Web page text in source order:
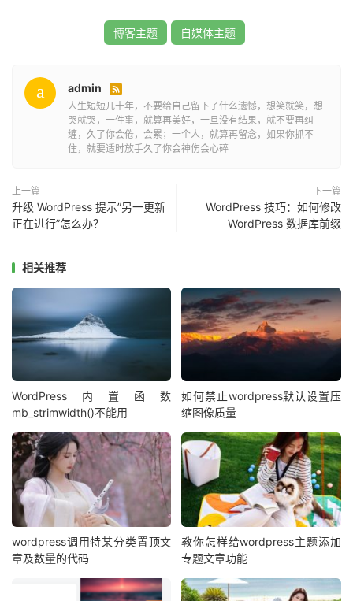
支持自定义首页、分类页面、文章页面和单页面的标题、关
键词和描述，提高站长SEO优化效率。
代码标准规范，结构逻辑简洁清晰，兼容性友好，符合搜索
引擎的优化要求，有利于SEO优化。
内置列表、文章开头和文章结束三个广告位，支持联盟广告
设计有社交平台图标按钮，可以设置腾讯QQ、新闻微博、
微信和抖音社交平台信息，助力于个人自媒体推广。
精致美观的设计、标准规范的代码，如果想要搭建一个自媒
演示地址：http://wblog.boke8.net/mzastart/
博客主题 自媒体主题
admin 
人生短短几十年，不要给自己留下了什么遗憾，想笑就笑，想
哭就哭，一件事，就算再美好，一旦没有结果，就不要再纠
缠，久了你会倦，会累；一个人，就算再留念，如果你抓不
住，就要适时放手久了你会神伤会心碎
上一篇
升级 WordPress 提示”另一更新
正在进行”怎么办？
下一篇
WordPress 技巧：如何修改
WordPress 数据库前缀
相关推荐
WordPress内置函数
mb_strimwidth()不能用
如何禁止wordpress默认设置压
缩图像质量
wordpress调用特某分类置顶文
章及数量的代码
教你怎样给wordpress主题添加
专题文章功能